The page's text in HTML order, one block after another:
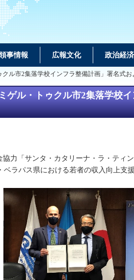
事情報 広報文化 政治経
ル市2集落学校インフラ整備計画」署名式
ゲル・トゥクル市2集落学校
力「サンタ・カタリーナ・ラ・ティ
ラパス県における若者の収入向上支